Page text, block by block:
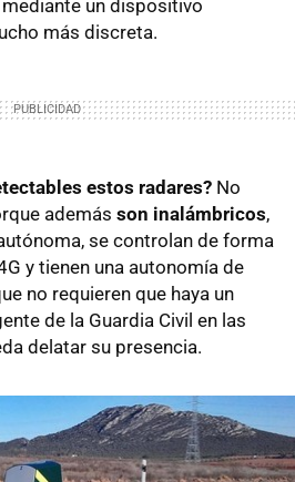
un dispositivo
más discreta.
estos radares? No
además son inalámbricos,
se controlan de forma
y tienen una autonomía de
no requieren que haya un
de la Guardia Civil en las
delatar su presencia.